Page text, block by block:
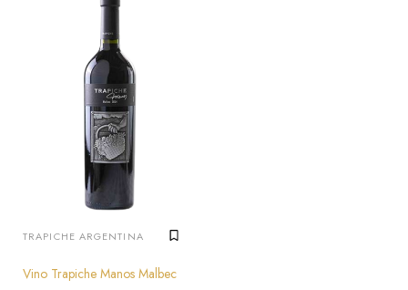
TRAPICHE ARGENTINA
Vino Trapiche Manos Malbec